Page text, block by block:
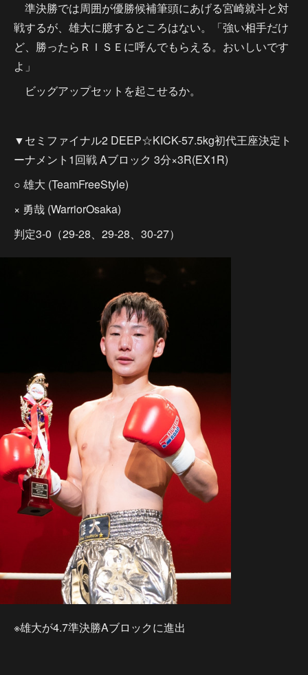
準決勝では周囲が優勝候補筆頭にあげる宮崎就斗と対
戦するが、雄大に臆するところはない。「強い相手だけ
ど、勝ったらＲＩＳＥに呼んでもらえる。おいしいです
よ」
ビッグアップセットを起こせるか。
▼セミファイナル2 DEEP☆KICK-57.5kg初代王座決定ト
ーナメント1回戦 Aブロック 3分×3R(EX1R)
○ 雄大 (TeamFreeStyle)
× 勇哉 (WarriorOsaka)
判定3-0（29-28、29-28、30-27）
※雄大が4.7準決勝Aブロックに進出